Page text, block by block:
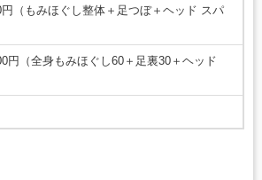
（もみほぐし整体＋足つぼ＋ヘッド スパ
円（全身もみほぐし60＋足裏30＋ヘッド